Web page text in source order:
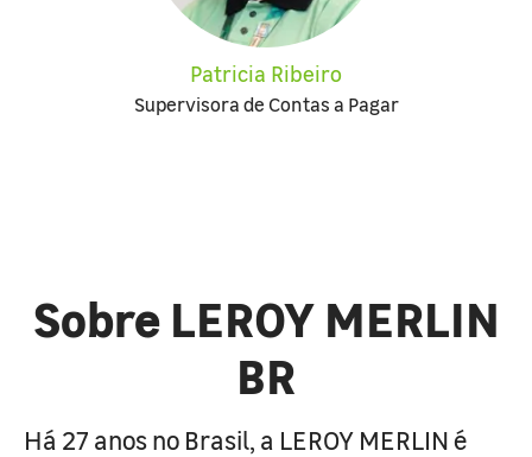
Patricia Ribeiro
Supervisora de Contas a Pagar
Sobre LEROY MERLIN
BR
Há 27 anos no Brasil, a LEROY MERLIN é